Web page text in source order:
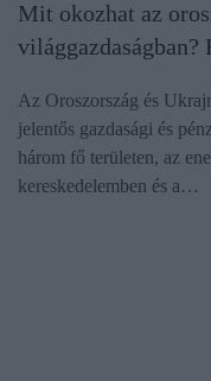
Mit okozhat az
világgazdaságban?
Az Oroszország és
jelentős gazdasági és
három fő területen, az
kereskedelemben és a…